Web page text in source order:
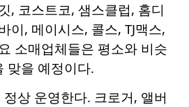
, 코스트코, 샘스클럽, 홈디
이, 메이시스, 콜스, TJ맥스,
소매업체들은 평소와 비슷
맞을 예정이다.
상 운영한다. 크로거, 앨버